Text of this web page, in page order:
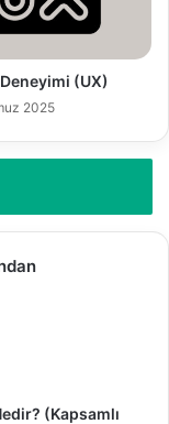
Deneyimi (UX)
2025
(Kapsamlı